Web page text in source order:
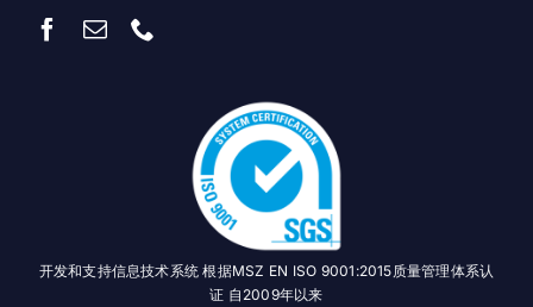
开发和支持信息技术系统 根据MSZ EN ISO 9001:2015质量管理体系认
证 自2009年以来